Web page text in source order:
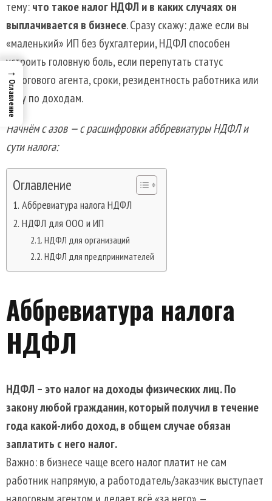
тему:что такое налог НДФЛ и в каких случаях он
выплачивается в бизнесе. Сразу скажу: даже если вы
«маленький» ИП без бухгалтерии, НДФЛ способен
устроить головную боль, если перепутать статус
налогового агента, сроки, резидентность работника или
базу по доходам.
Начнём с азов — с расшифровки аббревиатуры НДФЛ и
сути налога:
Оглавление
Аббревиатура налога НДФЛ
НДФЛ для ООО и ИП
НДФЛ для организаций
НДФЛ для предпринимателей
Аббревиатура налога
НДФЛ
НДФЛ – это налог на доходы физических лиц. По
закону любой гражданин, который получил в течение
года какой-либо доход, в общем случае обязан
заплатить с него налог.
Важно: в бизнесе чаще всего налог платит не сам
работник напрямую, а работодатель/заказчик выступает
→
Оглавление